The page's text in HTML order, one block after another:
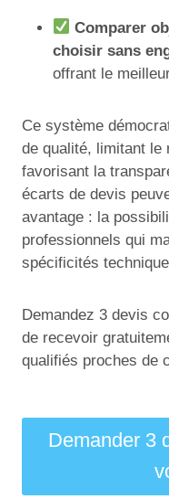
Comparer
choisir sans
offrant le
Ce système
de qualité, limitant le
favorisant la
écarts de devis
avantage : la
professionnels qui
spécificités
Demandez 3 devis
de recevoir
qualifiés proches de
Demander 3